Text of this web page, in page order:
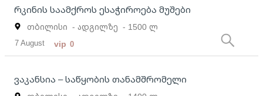
რკინის საამქროს ესაჭიროება მუშები
თბილისი - ადგილზე - 1500 ლ
7 August vip 0
ვაკანსია – საწყობის თანამშრომელი